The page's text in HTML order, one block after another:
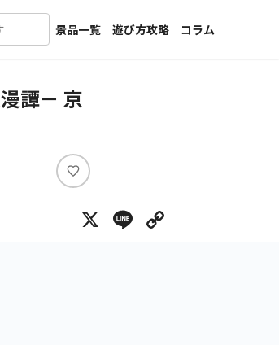
景品一覧
新着景品
カテゴリ一覧
遊び方攻略
コラム
インタビュー
譚－ 京
い
ね
X Line